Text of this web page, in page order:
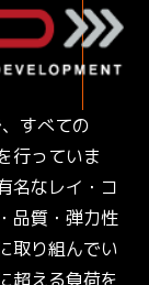
すべての
行っていま
名なレイ・コ
品質・弾力性
取り組んでい
超える負荷を